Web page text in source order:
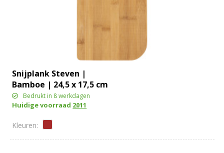
Snijplank Steven |
Bamboe | 24,5 x 17,5 cm
Bedrukt in 8 werkdagen
Huidige voorraad 2011